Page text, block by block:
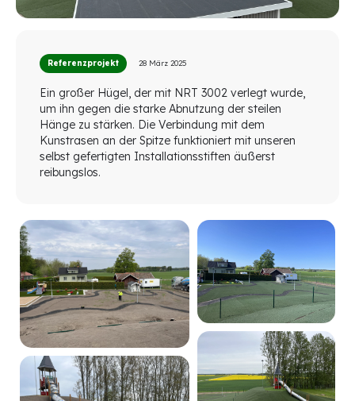
Referenzprojekt 28 März 2025
Ein großer Hügel, der mit NRT 3002 verlegt wurde,
um ihn gegen die starke Abnutzung der steilen
Hänge zu stärken. Die Verbindung mit dem
Kunstrasen an der Spitze funktioniert mit unseren
selbst gefertigten Installationsstiften äußerst
reibungslos.